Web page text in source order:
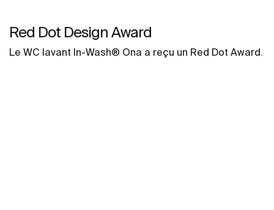
Red Dot Design Award
Le WC lavant In-Wash® Ona a reçu un Red Dot Award.